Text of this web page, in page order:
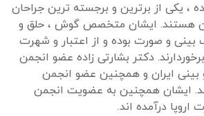
، یکی از برترین و برجسته ترین جراحان
هستند. ایشان متخصص گوش ، حلق و
بینی و صورت بوده و از اعتبار و شهرت
دکتر بشارتی زاده عضو انجمن
ایران و همچنین عضو انجمن
ایشان همچنین به عضویت انجمن
درآمده اند.